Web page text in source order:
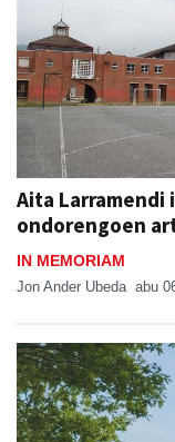
Aita
ondorengoen
IN MEMORIAM
Jon Ander Ubeda abu